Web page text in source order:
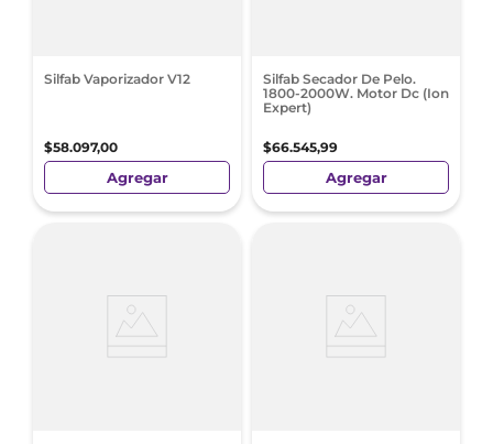
Silfab Vaporizador V12
$58.097,00
Agregar
Silfab Secador De Pelo.
1800-2000W. Motor Dc (Ion
Expert)
$66.545,99
Agregar